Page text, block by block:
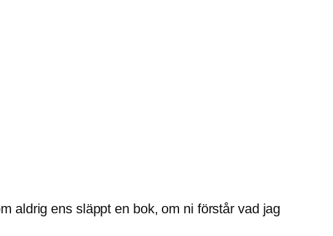
aldrig ens släppt en bok, om ni förstår vad jag